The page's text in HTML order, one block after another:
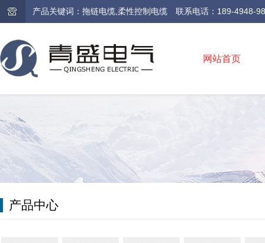
产品关键词：拖链电缆,柔性控制电缆 联系电话：189-4948-
网站首页
产品中心